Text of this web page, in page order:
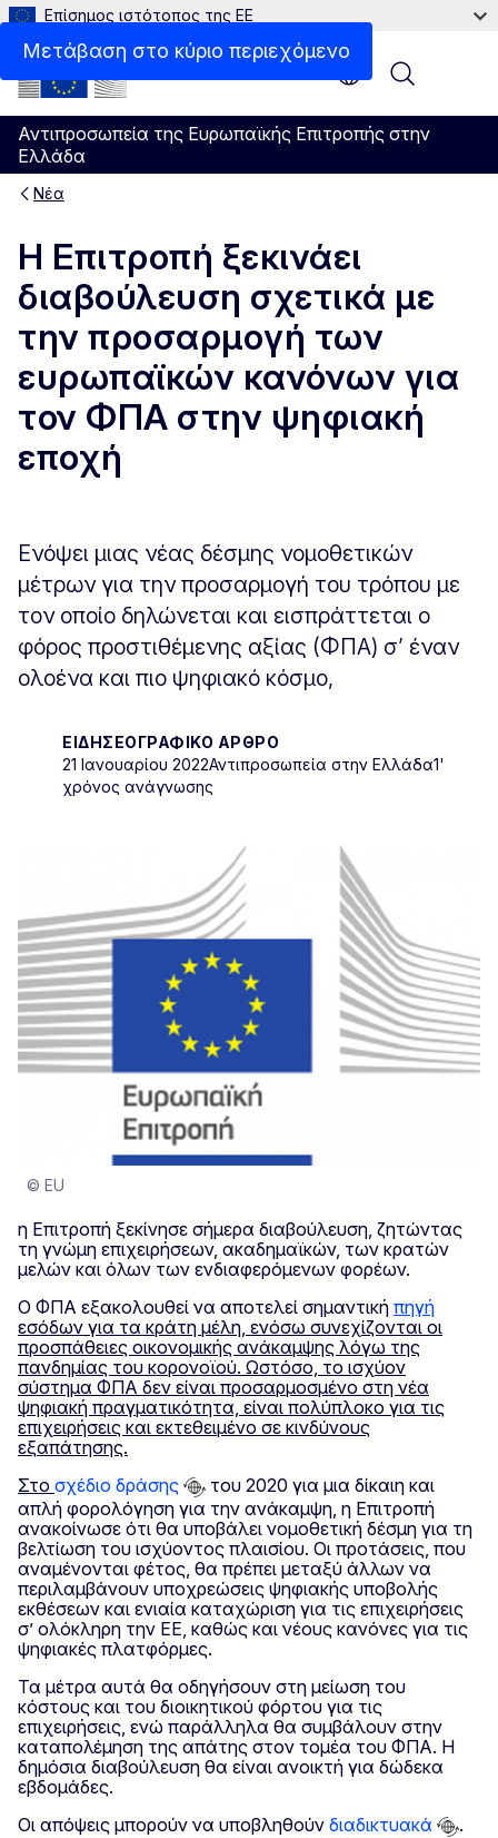
Μετάβαση στο κύριο περιεχόμενο
Επίσημος ιστότοπος της ΕΕ
Αντιπροσωπεία της Ευρωπαϊκής Επιτροπής στην
Ελλάδα
Menu
Νέα
Η Επιτροπή ξεκινάει
διαβούλευση σχετικά με
την προσαρμογή των
ευρωπαϊκών κανόνων για
τον ΦΠΑ στην ψηφιακή
εποχή
Ενόψει μιας νέας δέσμης νομοθετικών
μέτρων για την προσαρμογή του τρόπου με
τον οποίο δηλώνεται και εισπράττεται ο
φόρος προστιθέμενης αξίας (ΦΠΑ) σ’ έναν
ολοένα και πιο ψηφιακό κόσμο,
ΕΙΔΗΣΕΟΓΡΑΦΙΚΌ ΆΡΘΡΟ
21 Ιανουαρίου 2022Αντιπροσωπεία στην Ελλάδα1'
χρόνος ανάγνωσης
© EU
η Επιτροπή ξεκίνησε σήμερα διαβούλευση, ζητώντας
τη γνώμη επιχειρήσεων, ακαδημαϊκών, των κρατών
μελών και όλων των ενδιαφερόμενων φορέων.
Ο ΦΠΑ εξακολουθεί να αποτελεί σημαντική πηγή
εσόδων για τα κράτη μέλη, ενόσω συνεχίζονται οι
προσπάθειες οικονομικής ανάκαμψης λόγω της
πανδημίας του κορονοϊού. Ωστόσο, το ισχύον
σύστημα ΦΠΑ δεν είναι προσαρμοσμένο στη νέα
ψηφιακή πραγματικότητα, είναι πολύπλοκο για τις
επιχειρήσεις και εκτεθειμένο σε κινδύνους
εξαπάτησης.
Στο σχέδιο δράσης
του 2020 για μια δίκαιη και
απλή φορολόγηση για την ανάκαμψη, η Επιτροπή
ανακοίνωσε ότι θα υποβάλει νομοθετική δέσμη για τη
βελτίωση του ισχύοντος πλαισίου. Οι προτάσεις, που
αναμένονται φέτος, θα πρέπει μεταξύ άλλων να
περιλαμβάνουν υποχρεώσεις ψηφιακής υποβολής
εκθέσεων και ενιαία καταχώριση για τις επιχειρήσεις
σ’ ολόκληρη την ΕΕ, καθώς και νέους κανόνες για τις
ψηφιακές πλατφόρμες.
Τα μέτρα αυτά θα οδηγήσουν στη μείωση του
κόστους και του διοικητικού φόρτου για τις
επιχειρήσεις, ενώ παράλληλα θα συμβάλουν στην
καταπολέμηση της απάτης στον τομέα του ΦΠΑ. Η
δημόσια διαβούλευση θα είναι ανοικτή για δώδεκα
εβδομάδες.
Οι απόψεις μπορούν να υποβληθούν διαδικτυακά .